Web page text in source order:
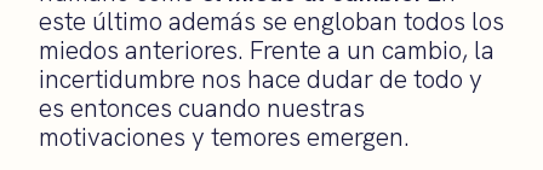
este último además se engloban todos los
miedos anteriores. Frente a un cambio, la
incertidumbre nos hace dudar de todo y
es entonces cuando nuestras
motivaciones y temores emergen.